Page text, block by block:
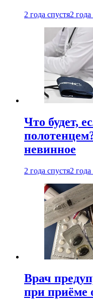
2 года спустя2 года
Что будет,
невинное
2 года спустя2 года
Врач
при приëме